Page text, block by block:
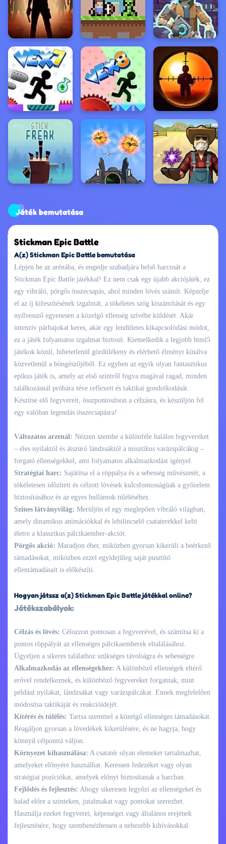
Játék bemutatása
Stickman Epic Battle
A(z) Stickman Epic Battle bemutatása
Lépjen be az arénába, és engedje szabadjára belső harcosát a
Stickman Epic Battle játékkal! Ez nem csak egy újabb akciójáték; ez
egy vibráló, pörgős összecsapás, ahol minden lövés számít. Képzelje
el az íj kifeszítésének izgalmát, a tökéletes szög kiszámítását és egy
nyílvessző egyenesen a közelgő ellenség szívébe küldését. Akár
intenzív párbajokat keres, akár egy lendületes kikapcsolódási módot,
ez a játék folyamatos izgalmat biztosít. Kiemelkedik a legjobb html5
játékok közül, hihetetlenül gördülékeny és elérhető élményt kínálva
közvetlenül a böngészőjéből. Ez egyben az egyik olyan fantasztikus
epikus játék is, amely az első szintről fogva magával ragad, minden
találkozásnál próbára téve reflexeit és taktikai gondolkodását.
Készítse elő fegyvereit, összpontosítson a célzásra, és készüljön fel
egy valóban legendás összecsapásra!
Változatos arzenál: Nézzen szembe a különféle halálos fegyvereket
– éles nyilaktól és átszúró lándzsáktól a misztikus varázspálcákig –
forgató ellenségekkel, ami folyamatos alkalmazkodást igényel.
Stratégiai harc: Sajátítsa el a röppálya és a sebesség művészetét; a
tökéletesen időzített és célzott lövések kulcsfontosságúak a győzelem
biztosításához és az egyes hullámok túléléséhez.
Színes látványvilág: Merüljön el egy meglepően vibráló világban,
amely dinamikus animációkkal és lebilincselő csataterekkel kelti
életre a klasszikus pálcikaember-akciót.
Pörgős akció: Maradjon éber, miközben gyorsan kikerüli a beérkező
támadásokat, miközben ezzel egyidejűleg saját pusztító
ellentámadásait is előkészíti.
Hogyan játssz a(z) Stickman Epic Battle játékkal online?
Játékszabályok:
Célzás és lövés: Célozzon pontosan a fegyverével, és számítsa ki a
pontos röppályát az ellenséges pálcikaemberek eltalálásához.
Ügyeljen a sikeres találathoz szükséges távolságra és sebességre.
Alkalmazkodás az ellenségekhez: A különböző ellenségek eltérő
erővel rendelkeznek, és különböző fegyvereket forgatnak, mint
például nyilakat, lándzsákat vagy varázspálcákat. Ennek megfelelően
módosítsa taktikáját és reakcióidejét.
Kitérés és túlélés: Tartsa szemmel a közelgő ellenséges támadásokat.
Reagáljon gyorsan a lövedékek kikerülésére, és ne hagyja, hogy
könnyű célponttá váljon.
Környezet kihasználása: A csatatér olyan elemeket tartalmazhat,
amelyeket előnyére használhat. Keressen fedezéket vagy olyan
stratégiai pozíciókat, amelyek előnyt biztosítanak a harcban.
Fejlődés és fejlesztés: Ahogy sikeresen legyőzi az ellenségeket és
halad előre a szinteken, jutalmakat vagy pontokat szerezhet.
Használja ezeket fegyverei, képességei vagy általános erejének
fejlesztésére, hogy szembenézhessen a nehezebb kihívásokkal.